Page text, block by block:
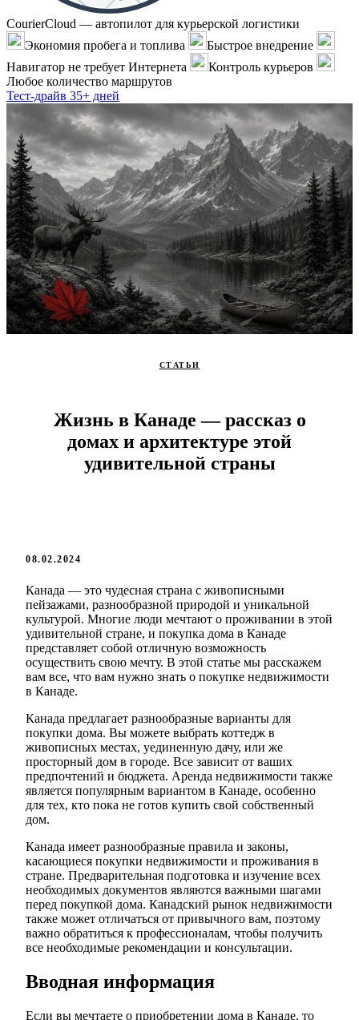
CourierCloud — автопилот для курьерской логистики
Экономия пробега и топлива
Быстрое внедрение
Навигатор не требует Интернета
Контроль курьеров
Любое количество маршрутов
Тест-драйв 35+ дней
СТАТЬИ
Жизнь в Канаде — рассказ о
домах и архитектуре этой
удивительной страны
08.02.2024
Канада — это чудесная страна с живописными
пейзажами, разнообразной природой и уникальной
культурой. Многие люди мечтают о проживании в этой
удивительной стране, и покупка дома в Канаде
представляет собой отличную возможность
осуществить свою мечту. В этой статье мы расскажем
вам все, что вам нужно знать о покупке недвижимости
в Канаде.
Канада предлагает разнообразные варианты для
покупки дома. Вы можете выбрать коттедж в
живописных местах, уединенную дачу, или же
просторный дом в городе. Все зависит от ваших
предпочтений и бюджета. Аренда недвижимости также
является популярным вариантом в Канаде, особенно
для тех, кто пока не готов купить свой собственный
дом.
Канада имеет разнообразные правила и законы,
касающиеся покупки недвижимости и проживания в
стране. Предварительная подготовка и изучение всех
необходимых документов являются важными шагами
перед покупкой дома. Канадский рынок недвижимости
также может отличаться от привычного вам, поэтому
важно обратиться к профессионалам, чтобы получить
все необходимые рекомендации и консультации.
Вводная информация
Если вы мечтаете о приобретении дома в Канаде, то